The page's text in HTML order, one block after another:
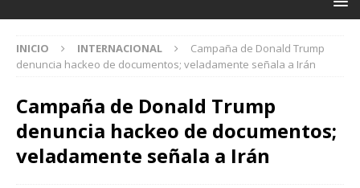
INICIO INTERNACIONAL
Campaña de Donald Trump
denuncia hackeo de documentos; veladamente señala a Irán
Campaña de Donald Trump
denuncia hackeo de documentos;
veladamente señala a Irán